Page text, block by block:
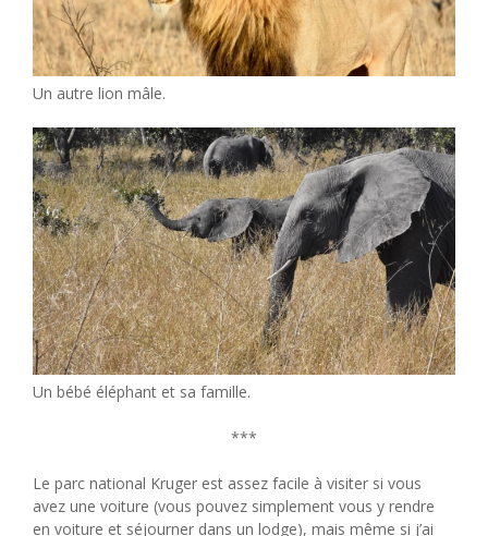
Un autre lion mâle.
Un bébé éléphant et sa famille.
***
Le parc national Kruger est assez facile à visiter si vous
avez une voiture (vous pouvez simplement vous y rendre
en voiture et séjourner dans un lodge), mais même si j’ai